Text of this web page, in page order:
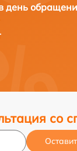
день
со